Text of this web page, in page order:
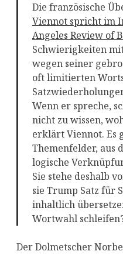
Die französische
Viennot spricht im
Angeles Review of
Schwierigkeiten
wegen seiner
oft limitierten
Wenn er spreche,
nicht zu wissen,
erklärt Viennot. Es
Themenfelder, aus
logische
Sie stehe deshalb
sie Trump Satz für
inhaltlich
Wortwahl
Der Dolmetscher